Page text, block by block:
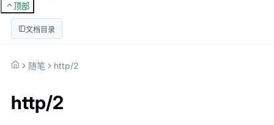
顶部
文档目录
随笔 http/2
http/2